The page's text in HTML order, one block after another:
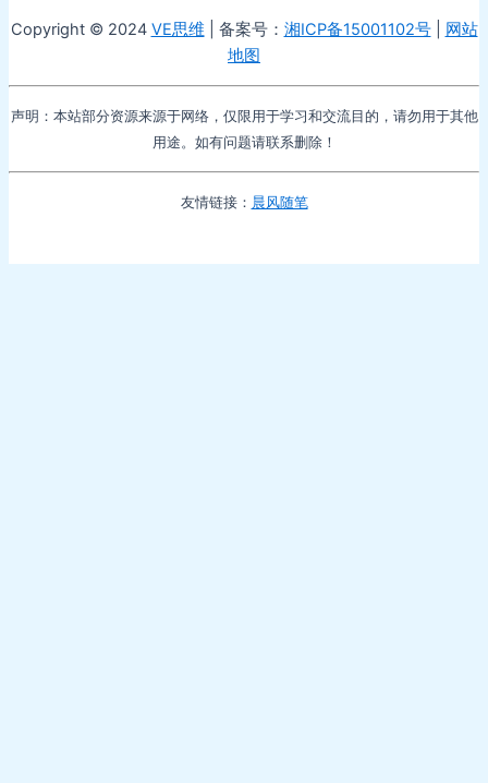
Copyright © 2024 VE思维 | 备案号： 湘ICP备15001102号| 网站
地图
声明：本站部分资源来源于网络，仅限用于学习和交流目的，请勿用于其他
用途。如有问题请联系删除！
友情链接： 晨风随笔